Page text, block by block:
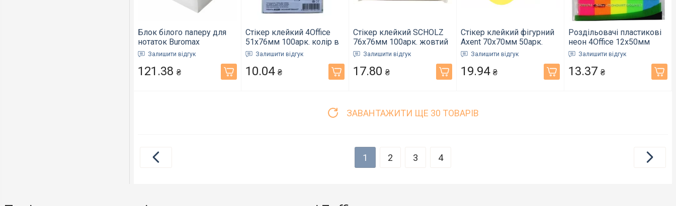
Блок білого паперу для
нотаток Buromax
90х90х90мм.
непроклеєний (BM.2219)
Залишити відгук
121.38 ₴
Стікер клейкий 4Office
51х76мм 100арк. колір в
асортименті 4-421-22
Залишити відгук
10.04 ₴
Стікер клейкий SCHOLZ
76х76мм 100арк. жовтий
8068 (02041393)
Залишити відгук
17.80 ₴
Стікер клейкий фігурний
Axent 70х70мм 50арк.
квітка (2443-05-A)
Залишити відгук
19.94 ₴
Роздільовачі пластикові
неон 4Office 12х50мм
неон 5х20арк.4-435
Залишити відгук
13.37 ₴
ЗАВАНТАЖИТИ ЩЕ 30 ТОВАРІВ
1 2 3 4